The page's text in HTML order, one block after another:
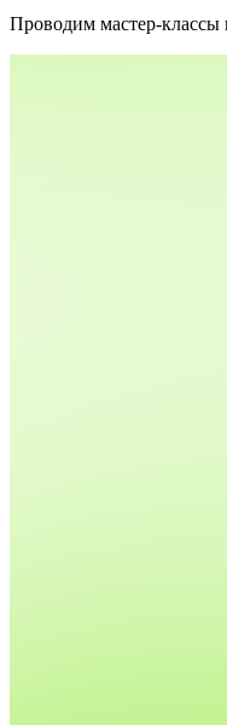
Проводим мастер-классы